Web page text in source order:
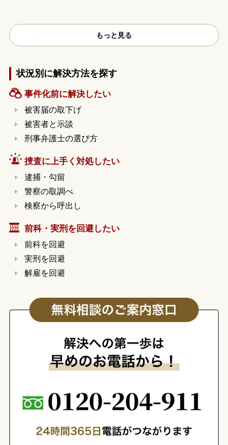
もっと見る
状況別に解決方法を探す
事件化前に解決したい
被害届の取下げ
被害者と示談
刑事弁護士の選び方
捜査に上手く対処したい
逮捕・勾留
警察の取調べ
検察から呼出し
前科・実刑を回避したい
前科を回避
実刑を回避
解雇を回避